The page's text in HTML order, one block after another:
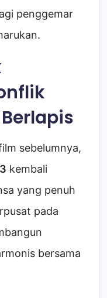
penggemar
sebelumnya,
kembali
yang penuh
pada
bersama